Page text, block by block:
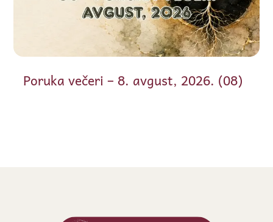
Poruka večeri – 8. avgust, 2026. (08)